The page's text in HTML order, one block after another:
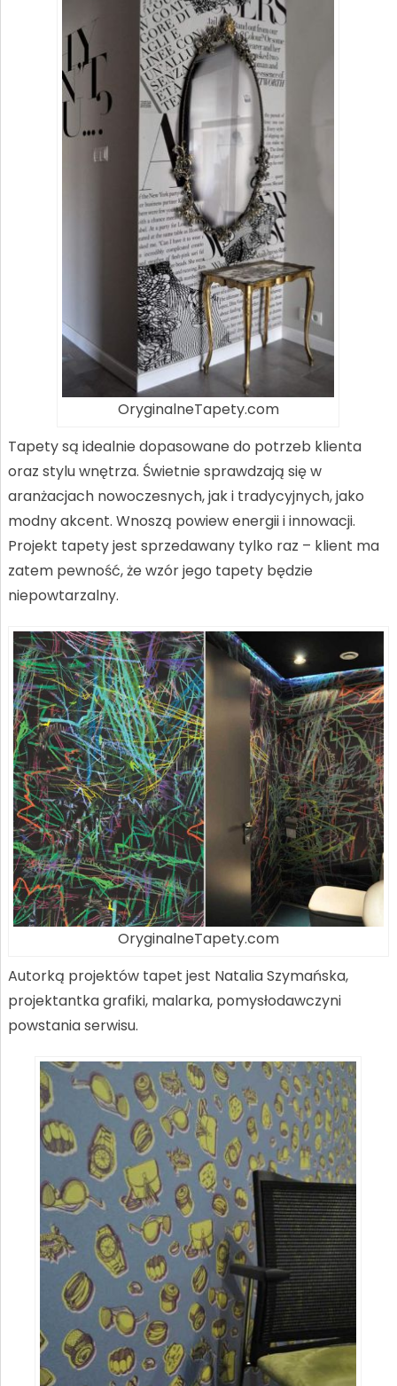
OryginalneTapety.com
Tapety są idealnie dopasowane do potrzeb klienta
oraz stylu wnętrza. Świetnie sprawdzają się w
aranżacjach nowoczesnych, jak i tradycyjnych, jako
modny akcent. Wnoszą powiew energii i innowacji.
Projekt tapety jest sprzedawany tylko raz – klient ma
zatem pewność, że wzór jego tapety będzie
niepowtarzalny.
OryginalneTapety.com
Autorką projektów tapet jest Natalia Szymańska,
projektantka grafiki, malarka, pomysłodawczyni
powstania serwisu.